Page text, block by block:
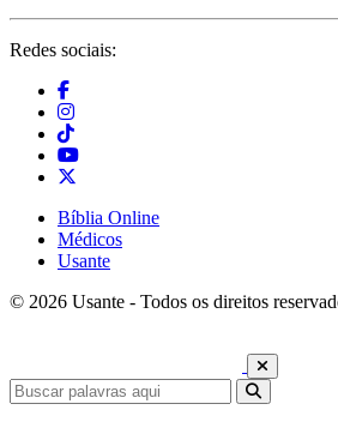
Redes sociais:
Bíblia Online
Médicos
Usante
© 2026 Usante - Todos os direitos